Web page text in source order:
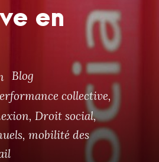
en
Blog
collective,
, Droit social,
, mobilité des